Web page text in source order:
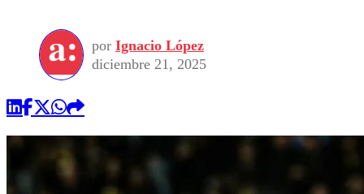
Seleccion Chilena
Torneo Internacional
Universidad de Chile
Economía
Internacional
Sustentabilidad
Publicaciones en medios
Opinión
por Ignacio López
diciembre 21, 2025